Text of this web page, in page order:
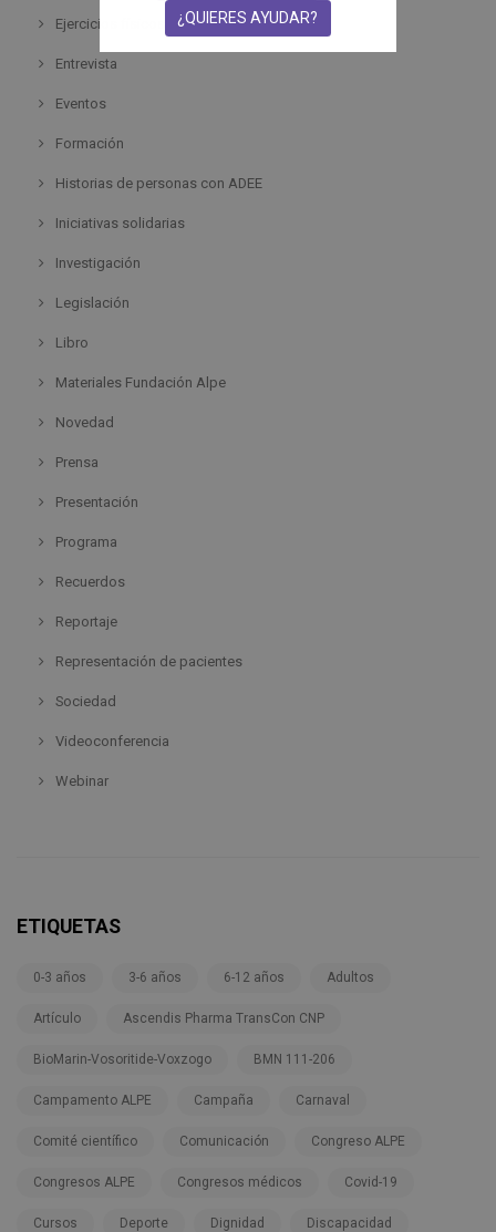
Ejercicios físicos
Entrevista
Eventos
Formación
Historias de personas con ADEE
Iniciativas solidarias
Investigación
Legislación
Libro
Materiales Fundación Alpe
Novedad
Prensa
Presentación
Programa
Recuerdos
Reportaje
Representación de pacientes
Sociedad
Videoconferencia
Webinar
ETIQUETAS
0-3 años 3-6 años 6-12 años Adultos
Artículo Ascendis Pharma TransCon CNP
BioMarin-Vosoritide-Voxzogo BMN 111-206
Campamento ALPE Campaña Carnaval
Comité científico Comunicación Congreso ALPE
Congresos ALPE Congresos médicos Covid-19
Cursos Deporte Dignidad Discapacidad
¿QUIERES AYUDAR?